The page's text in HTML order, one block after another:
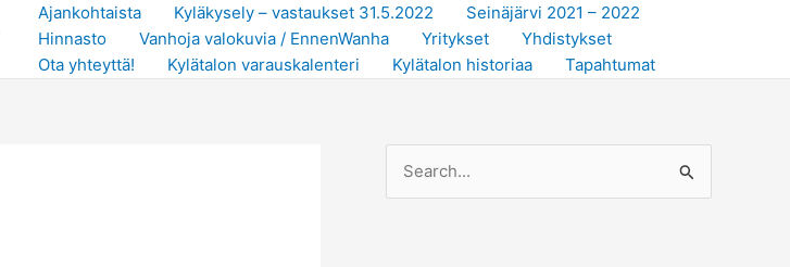
Ajankohtaista Kyläkysely – vastaukset 31.5.2022
Seinäjärvi 2021 – 2022
Hinnasto
Vanhoja valokuvia / EnnenWanha Yritykset
Yhdistykset
Ota yhteyttä!
Kylätalon varauskalenteri Kylätalon historiaa Tapahtumat